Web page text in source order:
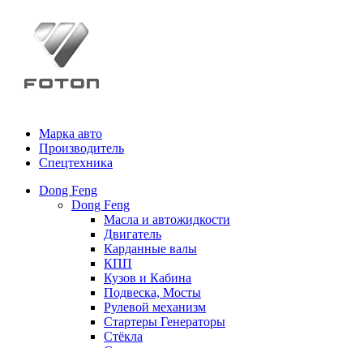
Марка авто
Производитель
Спецтехника
Dong Feng
Dong Feng
Масла и автожидкости
Двигатель
Карданные валы
КПП
Кузов и Кабина
Подвеска, Мосты
Рулевой механизм
Стартеры Генераторы
Стёкла